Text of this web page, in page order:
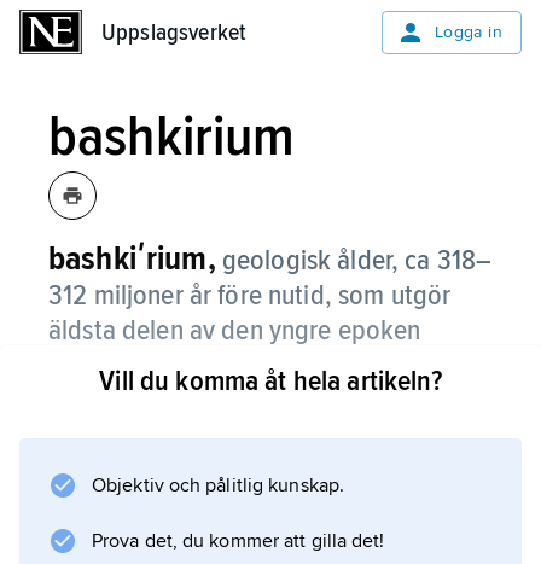
Uppslagsverket Logga in
bashkirium
bashkiʹrium, geologisk ålder, ca 318–
312 miljoner år före nutid, som utgör
äldsta delen av den yngre epoken
(pennsylvanian) av perioden karbon.
karbon
geologisk tidsskala
Vill du komma åt hela artikeln?
Objektiv och pålitlig kunskap.
Prova det, du kommer att gilla det!